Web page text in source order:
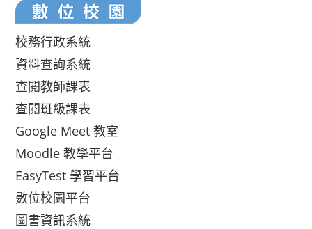
校務行政系統
資料查詢系統
查閱教師課表
查閱班級課表
Google Meet 教室
Moodle 教學平台
EasyTest 學習平台
數位校園平台
圖書資訊系統